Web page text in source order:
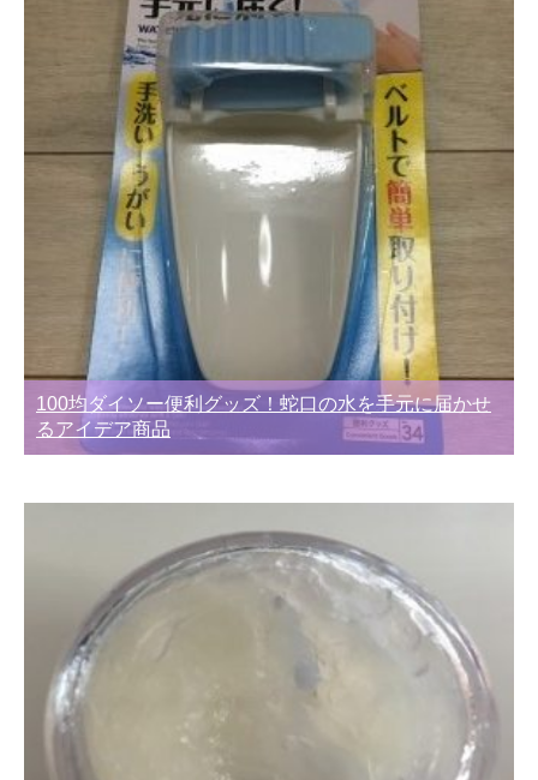
100均ダイソー便利グッズ！蛇口の水を手元に届かせ
るアイデア商品